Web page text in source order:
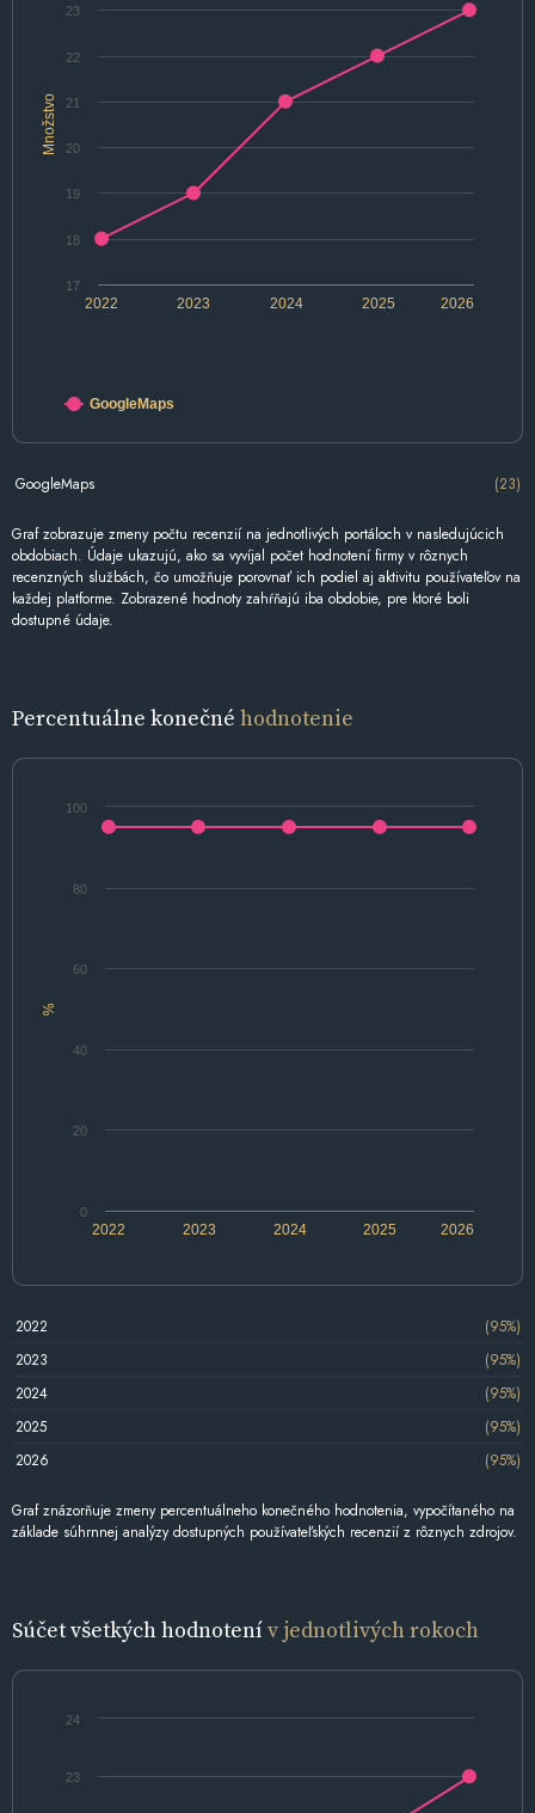
Množstvo
2022 2024 2026
2023 2025
17
18
19
20
21
22
23
GoogleMaps
GoogleMaps (23)
Graf zobrazuje zmeny počtu recenzií na jednotlivých portáloch v nasledujúcich
obdobiach. Údaje ukazujú, ako sa vyvíjal počet hodnotení firmy v rôznych
recenzných službách, čo umožňuje porovnať ich podiel aj aktivitu používateľov na
každej platforme. Zobrazené hodnoty zahŕňajú iba obdobie, pre ktoré boli
dostupné údaje.
Percentuálne konečné hodnotenie
%
2022 2024 2026
2023 2025
0
20
40
60
80
100
2022
(95%)
2023
(95%)
2024
(95%)
2025
(95%)
2026
(95%)
Graf znázorňuje zmeny percentuálneho konečného hodnotenia, vypočítaného na
základe súhrnnej analýzy dostupných používateľských recenzií z rôznych zdrojov.
Súčet všetkých hodnotenív jednotlivých rokoch
23
24